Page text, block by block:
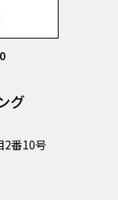
グ
2番10号